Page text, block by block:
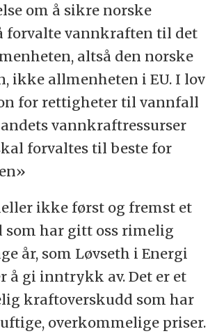
om å sikre norske
forvalte vannkraften til det
altså den norske
ikke allmenheten i EU. I lov
for rettigheter til vannfall
vannkraftressurser
forvaltes til beste for
ikke først og fremst et
har gitt oss rimelig
år, som Løvseth i Energi
å gi inntrykk av. Det er et
kraftoverskudd som har
overkommelige priser.